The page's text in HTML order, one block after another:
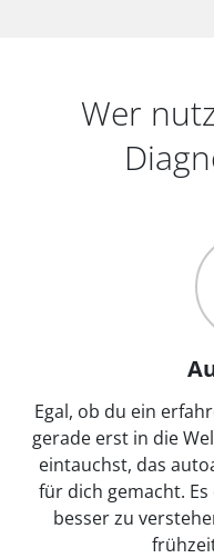
Wer
Egal, ob du ein
gerade erst in die
eintauchst, das
für dich gemacht.
besser zu